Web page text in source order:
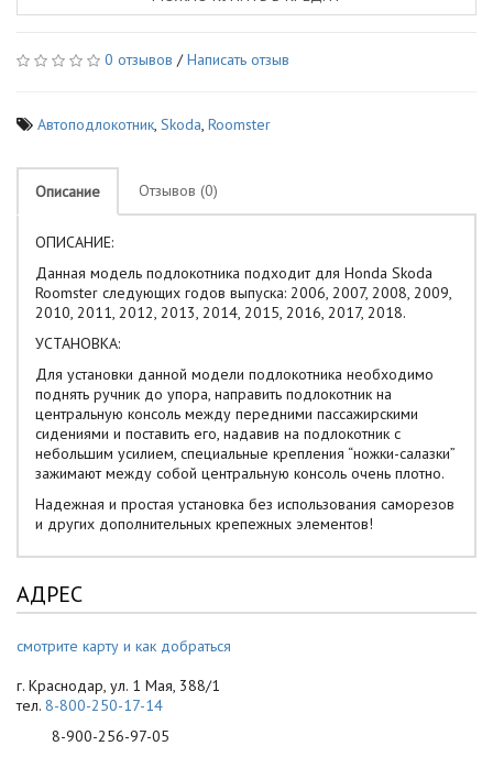
0 отзывов /Написать отзыв
Автоподлокотник, Skoda, Roomster
Описание Отзывов (0)
ОПИСАНИЕ:
Данная модель подлокотника подходит для Honda Skoda
Roomster следующих годов выпуска: 2006, 2007, 2008, 2009,
2010, 2011, 2012, 2013, 2014, 2015, 2016, 2017, 2018.
УСТАНОВКА:
Для установки данной модели подлокотника необходимо
поднять ручник до упора, направить подлокотник на
центральную консоль между передними пассажирскими
сидениями и поставить его, надавив на подлокотник с
небольшим усилием, специальные крепления “ножки-салазки”
зажимают между собой центральную консоль очень плотно.
Надежная и простая установка без использования саморезов
и других дополнительных крепежных элементов!
АДРЕС
смотрите карту и как добраться
г. Краснодар, ул. 1 Мая, 388/1
тел. 8-800-250-17-14
8-900-256-97-05